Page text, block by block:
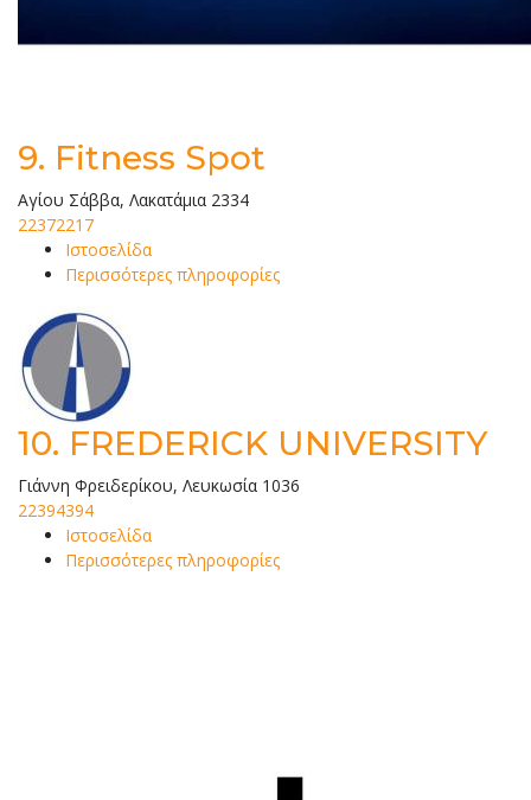
9. Fitness Spot
Αγίου Σάββα, Λακατάμια 2334
22372217
Ιστοσελίδα
Περισσότερες πληροφορίες
10. FREDERICK UNIVERSITY
Γιάννη Φρειδερίκου, Λευκωσία 1036
22394394
Ιστοσελίδα
Περισσότερες πληροφορίες